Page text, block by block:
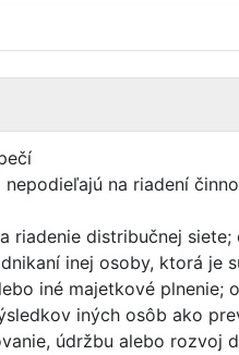
na riadení
distribučnej
inej osoby, ktorá je
iné majetkové plnenie;
iných osôb ako
údržbu alebo rozvoj